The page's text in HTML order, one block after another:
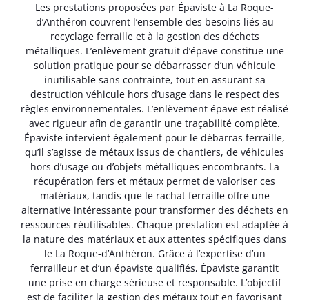
Les prestations proposées par Épaviste à La Roque-
d’Anthéron couvrent l’ensemble des besoins liés au
recyclage ferraille et à la gestion des déchets
métalliques. L’enlèvement gratuit d’épave constitue une
solution pratique pour se débarrasser d’un véhicule
inutilisable sans contrainte, tout en assurant sa
destruction véhicule hors d’usage dans le respect des
règles environnementales. L’enlèvement épave est réalisé
avec rigueur afin de garantir une traçabilité complète.
Épaviste intervient également pour le débarras ferraille,
qu’il s’agisse de métaux issus de chantiers, de véhicules
hors d’usage ou d’objets métalliques encombrants. La
récupération fers et métaux permet de valoriser ces
matériaux, tandis que le rachat ferraille offre une
alternative intéressante pour transformer des déchets en
ressources réutilisables. Chaque prestation est adaptée à
la nature des matériaux et aux attentes spécifiques dans
le La Roque-d’Anthéron. Grâce à l’expertise d’un
ferrailleur et d’un épaviste qualifiés, Épaviste garantit
une prise en charge sérieuse et responsable. L’objectif
est de faciliter la gestion des métaux tout en favorisant